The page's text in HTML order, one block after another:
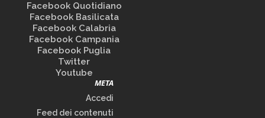
Facebook Quotidiano
Facebook Basilicata
Facebook Calabria
Facebook Campania
Facebook Puglia
Twitter
Youtube
META
Accedi
Feed dei contenuti